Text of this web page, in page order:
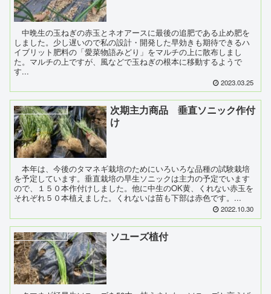
中晩生の玉ねぎの赤玉とネオアースに最後の追肥である止め肥を
しました。少し遅いので私の設計・開発した早効きも期待できるハ
イブリット肥料の「愛菜物語みどり」をマルチの上に散布しまし
た。マルチの上ですが、風などで玉ねぎの根本に移動するようで
す...
2023.03.25
玉葱（タマネギ23）
次期主力商品 垂直ソニック作付
け
本年は、今後のタマネギ栽培のためにいろいろな品種の試験栽培
を予定しています。垂直栽培の早生ソニックは主力の予定でいます
ので、１５０本作付けしました。他に中生のOK黄、くれない赤玉を
それぞれ５０本植えました。くれないは苗も下部は赤色です。...
2022.10.30
玉葱（タマネギ23） ソユーズ植付